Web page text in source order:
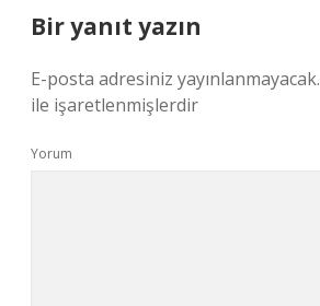
Bir yanıt yazın
E-posta adresiniz yayınlanmayacak.
ile işaretlenmişlerdir
Yorum